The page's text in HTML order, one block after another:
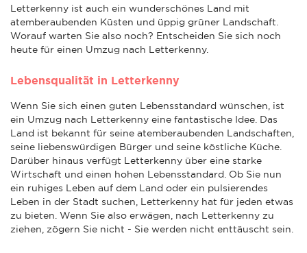
Letterkenny ist auch ein wunderschönes Land mit
atemberaubenden Küsten und üppig grüner Landschaft.
Worauf warten Sie also noch? Entscheiden Sie sich noch
heute für einen Umzug nach Letterkenny.
Lebensqualität in Letterkenny
Wenn Sie sich einen guten Lebensstandard wünschen, ist
ein Umzug nach Letterkenny eine fantastische Idee. Das
Land ist bekannt für seine atemberaubenden Landschaften,
seine liebenswürdigen Bürger und seine köstliche Küche.
Darüber hinaus verfügt Letterkenny über eine starke
Wirtschaft und einen hohen Lebensstandard. Ob Sie nun
ein ruhiges Leben auf dem Land oder ein pulsierendes
Leben in der Stadt suchen, Letterkenny hat für jeden etwas
zu bieten. Wenn Sie also erwägen, nach Letterkenny zu
ziehen, zögern Sie nicht - Sie werden nicht enttäuscht sein.